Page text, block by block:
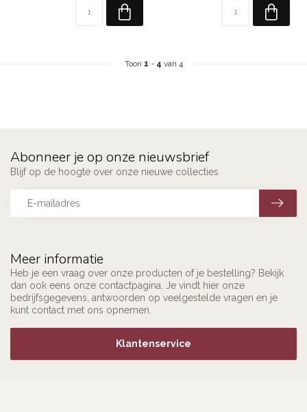
Toon 1 - 4 van 4
Meer informatie
Heb je een vraag over onze producten of je bestelling? Bekijk
dan ook eens onze contactpagina. Je vindt hier onze
bedrijfsgegevens, antwoorden op veelgestelde vragen en je
kunt contact met ons opnemen.
Klantenservice
Abonneer je op onze nieuwsbrief
Blijf op de hoogte over onze nieuwe collecties